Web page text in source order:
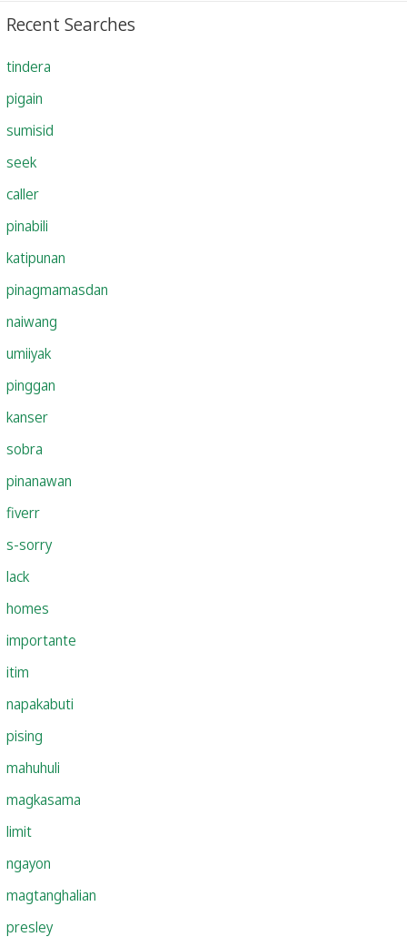
Recent Searches
tindera
pigain
sumisid
seek
caller
pinabili
katipunan
pinagmamasdan
naiwang
umiiyak
pinggan
kanser
sobra
pinanawan
fiverr
s-sorry
lack
homes
importante
itim
napakabuti
pising
mahuhuli
magkasama
limit
ngayon
magtanghalian
presley